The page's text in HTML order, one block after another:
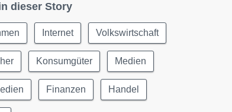
dieser Story
Internet Volkswirtschaft
Konsumgüter Medien
Finanzen Handel